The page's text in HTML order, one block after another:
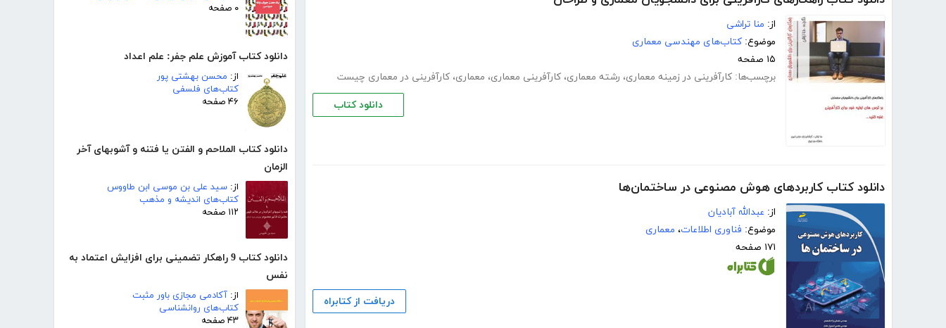
۰ صفحه
دانلود کتاب آموزش علم جفر: علم اعداد
از: محسن بهشتی پور
کتاب‌های فلسفی
۴۶ صفحه
دانلود کتاب الملاحم و الفتن یا فتنه و آشوبهاى آخر
الزمان
از: سید على بن موسى ابن طاووس
کتاب‌های اندیشه و مذهب
۱۱۲ صفحه
دانلود کتاب 9 راهکار تضمینی برای افزایش اعتماد به
نفس
از: آکادمی مجازی باور مثبت
کتاب‌های روانشناسی
۴۳ صفحه
از: منا تراشی
موضوع: کتاب‌های مهندسی معماری
۱۵ صفحه
برچسب‌ها: کارآفرینی در زمینه معماری، رشته معماری، کارآفرینی معماری، معماری، کارآفرینی در معماری چیست
دانلود کتاب
دانلود کتاب کاربردهای هوش مصنوعی در ساختمان‌ها
از: عبدالله آبادیان
موضوع: فناوری اطلاعات، معماری
۱۷۱ صفحه
دریافت از کتابراه